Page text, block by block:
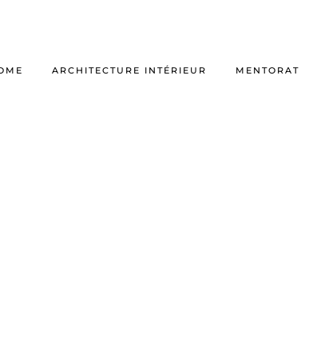
ARCHITECTURE INTÉRIEUR MENTORAT